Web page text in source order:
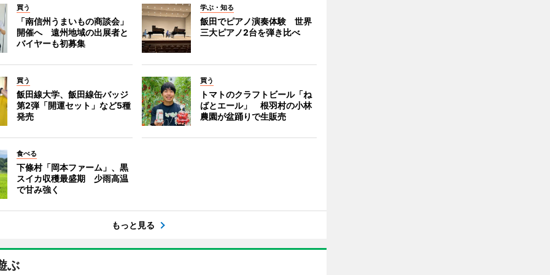
買う
「南信州うまいもの商談会」
開催へ 遠州地域の出展者と
バイヤーも初募集
学ぶ・知る
飯田でピアノ演奏体験 世界
三大ピアノ2台を弾き比べ
買う
飯田線大学、飯田線缶バッジ
第2弾「開運セット」など5種
発売
買う
トマトのクラフトビール「ね
ばとエール」 根羽村の小林
農園が盆踊りで生販売
食べる
下條村「岡本ファーム」、黒
スイカ収穫最盛期 少雨高温
で甘み強く
もっと見る
ぶ